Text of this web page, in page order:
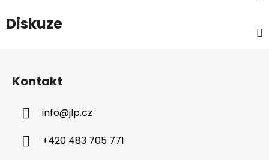
Diskuze
Kontakt
info@jlp.cz
+420 483 705 771